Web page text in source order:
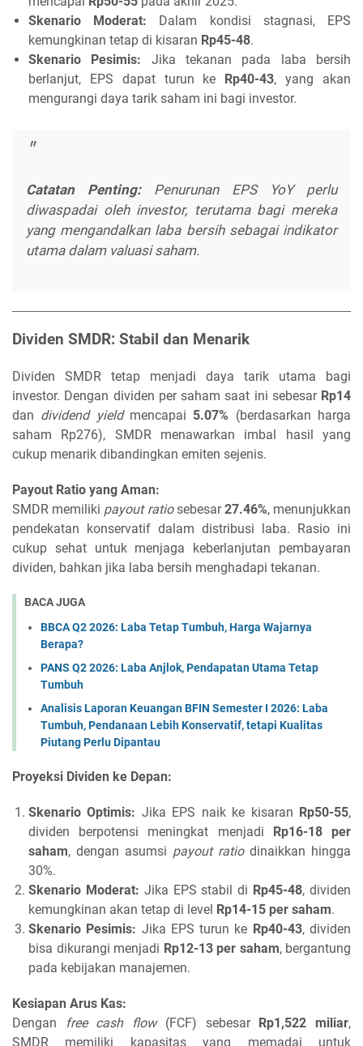
Skenario Moderat: Dalam kondisi stagnasi, EPS
kemungkinan tetap di kisaran Rp45-48.
Skenario Pesimis: Jika tekanan pada laba bersih
berlanjut, EPS dapat turun ke Rp40-43, yang akan
mengurangi daya tarik saham ini bagi investor.
Catatan Penting:Penurunan EPS YoY perlu
diwaspadai oleh investor, terutama bagi mereka
yang mengandalkan laba bersih sebagai indikator
utama dalam valuasi saham.
Dividen SMDR: Stabil dan Menarik
Dividen SMDR tetap menjadi daya tarik utama bagi
investor. Dengan dividen per saham saat ini sebesar Rp14
dan dividend yieldmencapai 5.07% (berdasarkan harga
saham Rp276), SMDR menawarkan imbal hasil yang
cukup menarik dibandingkan emiten sejenis.
Payout Ratio yang Aman:
SMDR memiliki payout ratiosebesar27.46%, menunjukkan
pendekatan konservatif dalam distribusi laba. Rasio ini
cukup sehat untuk menjaga keberlanjutan pembayaran
dividen, bahkan jika laba bersih menghadapi tekanan.
BACA JUGA
BBCA Q2 2026: Laba Tetap Tumbuh, Harga Wajarnya
Berapa?
PANS Q2 2026: Laba Anjlok, Pendapatan Utama Tetap
Tumbuh
Analisis Laporan Keuangan BFIN Semester I 2026: Laba
Tumbuh, Pendanaan Lebih Konservatif, tetapi Kualitas
Piutang Perlu Dipantau
Proyeksi Dividen ke Depan:
Skenario Optimis: Jika EPS naik ke kisaran Rp50-55,
dividen berpotensi meningkat menjadi Rp16-18 per
saham, dengan asumsi payout ratiodinaikkan hingga
30%.
Skenario Moderat: Jika EPS stabil di Rp45-48, dividen
kemungkinan akan tetap di level Rp14-15 per saham.
Skenario Pesimis: Jika EPS turun ke Rp40-43, dividen
bisa dikurangi menjadi Rp12-13 per saham, bergantung
pada kebijakan manajemen.
Kesiapan Arus Kas:
Dengan
free cash flow(FCF) sebesar Rp1,522 miliar,
SMDR memiliki kapasitas yang memadai untuk